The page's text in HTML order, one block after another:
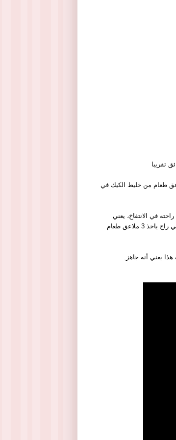
الخليط في خمسة أوعية أو ستة أوعية صغيرة ويوضع لون في كل وعاء (تقريبا 6 ملاعق طعام من خليط الكيك في
في الانتفاخ، يعني
تقريبًا نعبي ثلاثة أرباع الكوب الورقي من الألوان الموجودة، كل لون نصف ملعقة يعني كل كوب ورقي راح ياخذ 3 ملاعق طعام